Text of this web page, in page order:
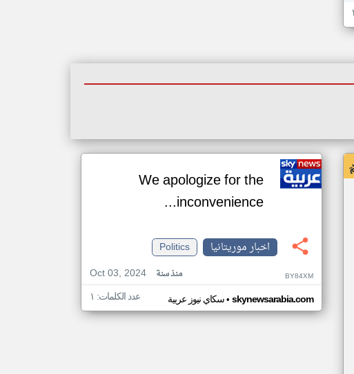
We apologize for the
inconvenience...
اخبار موريتانيا
Politics
Oct 03, 2024
منذ سنة BY84XM
سكاي نيوز عربية• skynewsarabia.com عدد الكلمات: ١